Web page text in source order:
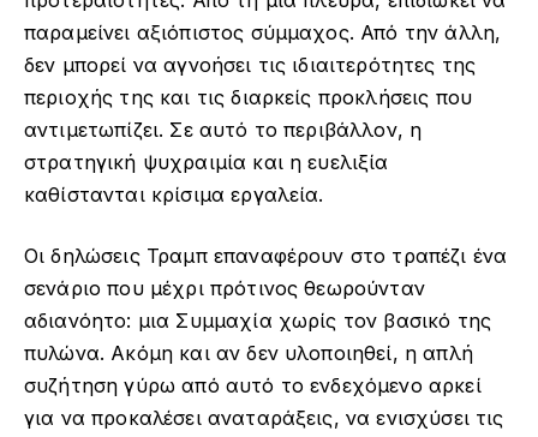
παραμείνει αξιόπιστος σύμμαχος. Από την άλλη,
δεν μπορεί να αγνοήσει τις ιδιαιτερότητες της
περιοχής της και τις διαρκείς προκλήσεις που
αντιμετωπίζει. Σε αυτό το περιβάλλον, η
στρατηγική ψυχραιμία και η ευελιξία
καθίστανται κρίσιμα εργαλεία.
Οι δηλώσεις Τραμπ επαναφέρουν στο τραπέζι ένα
σενάριο που μέχρι πρότινος θεωρούνταν
αδιανόητο: μια Συμμαχία χωρίς τον βασικό της
πυλώνα. Ακόμη και αν δεν υλοποιηθεί, η απλή
συζήτηση γύρω από αυτό το ενδεχόμενο αρκεί
για να προκαλέσει αναταράξεις, να ενισχύσει τις